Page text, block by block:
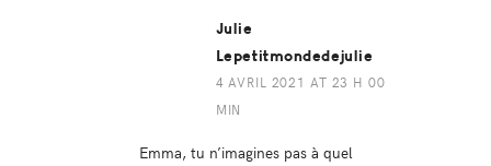
Julie
Lepetitmondedejulie
4 AVRIL 2021 AT 23 H 00
MIN
Emma, tu n’imagines pas à quel